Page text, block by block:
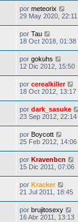
por meteorix
29 May 2020, 22:11
por Tau
18 Oct 2018, 01:38
por gokuhs
12 Dic 2012, 15:50
por cerealkiller
18 Oct 2012, 13:17
por dark_sasuke
23 Sep 2012, 22:14
por Boycott
25 Feb 2012, 14:06
por Kravenbcn
15 Dic 2011, 07:06
por Kracker
21 Jul 2011, 18:45
por brujitosexy
16 Abr 2011, 13:13